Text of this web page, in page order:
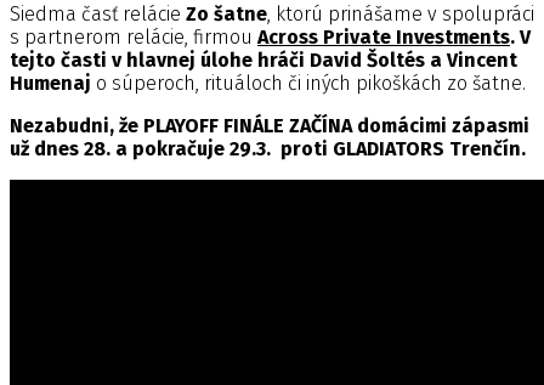
Siedma časť relácie Zo šatne, ktorú prinášame v spolupráci
s partnerom relácie, firmou Across Private Investments. V
tejto časti v hlavnej úlohe hráči David Šoltés a Vincent
Humenaj o súperoch, rituáloch či iných pikoškách zo šatne.
Nezabudni, že PLAYOFF FINÁLE ZAČÍNA domácimi zápasmi
už dnes 28. a pokračuje 29.3. proti GLADIATORS Trenčín.